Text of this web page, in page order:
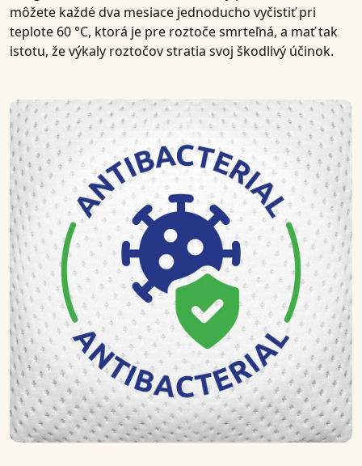
môžete každé dva mesiace jednoducho vyčistiť pri
teplote 60 °C, ktorá je pre roztoče smrteľná, a mať tak
istotu, že výkaly roztočov stratia svoj škodlivý účinok.